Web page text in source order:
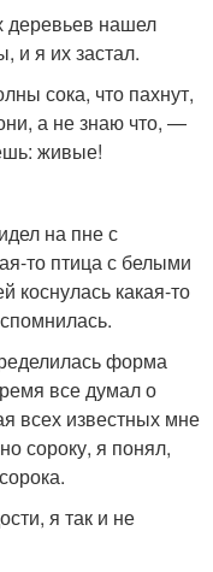
деревьев нашел
и я их застал.
сока, что пахнут,
а не знаю что, —
живые!
на пне с
то птица с белыми
коснулась какая-то
форма
все думал о
всех известных мне
сороку, я понял,
я так и не